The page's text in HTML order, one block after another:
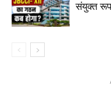
संयुक्त रूप